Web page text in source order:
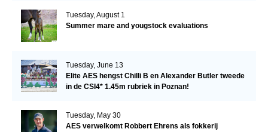
Tuesday, August 1
Summer mare and yougstock evaluations
Tuesday, June 13
Elite AES hengst Chilli B en Alexander Butler tweede
in de CSI4* 1.45m rubriek in Poznan!
Tuesday, May 30
AES verwelkomt Robbert Ehrens als fokkerij